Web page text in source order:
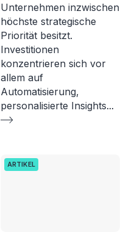
Unternehmen inzwischen
höchste strategische
Priorität besitzt.
Investitionen
konzentrieren sich vor
allem auf
Automatisierung,
personalisierte Insights...
ARTIKEL